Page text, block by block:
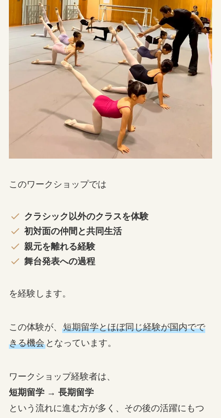
このワークショップでは
クラシック以外のクラスを体験
初対面の仲間と共同生活
親元を離れる経験
舞台発表への過程
を経験します。
この体験が、 短期留学とほぼ同じ経験が国内でで
きる機会となっています。
ワークショップ経験者は、
短期留学 → 長期留学
という流れに進む方が多く、その後の活躍にもつ